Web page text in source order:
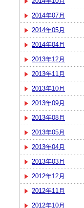
2014年07月
2014年05月
2014年04月
2013年12月
2013年11月
2013年10月
2013年09月
2013年08月
2013年05月
2013年04月
2013年03月
2012年12月
2012年11月
2012年10月